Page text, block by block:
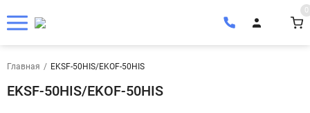
0
Главная / EKSF-50HIS/EKOF-50HIS
EKSF-50HIS/EKOF-50HIS